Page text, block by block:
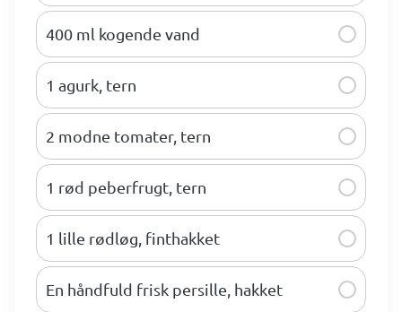
400 ml kogende vand
1 agurk, tern
2 modne tomater, tern
1 rød peberfrugt, tern
1 lille rødløg, finthakket
En håndfuld frisk persille, hakket